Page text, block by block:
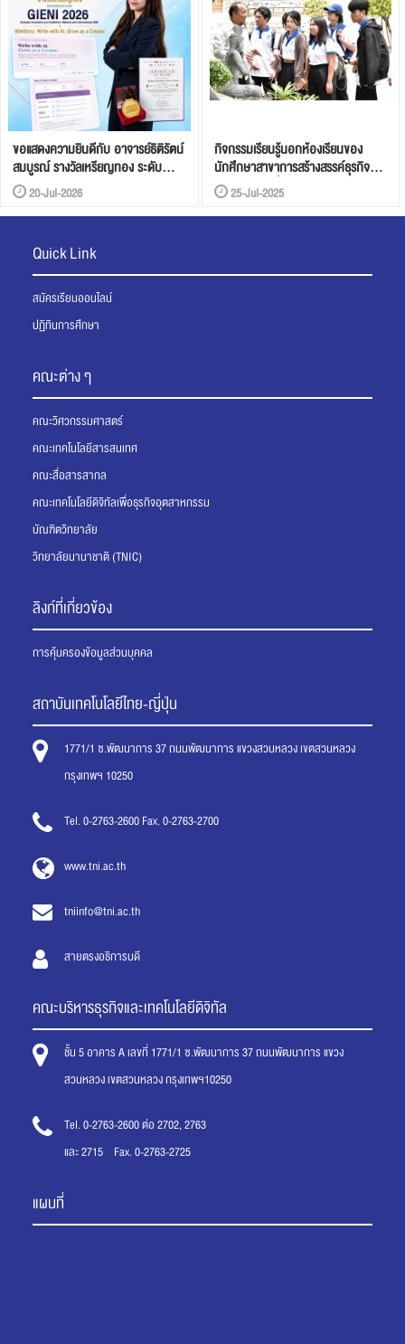
ขอแสดงความยินดีกับ อาจารย์ธิติรัตน์
สมบูรณ์ รางวัลเหรียญทอง ระดับ
นานาชาติ
20-Jul-2026
กิจกรรมเรียนรู้นอกห้องเรียนของ
นักศึกษาสาขาการสร้างสรรค์ธุรกิจ
บริการสไตล์ญี่ปุ่น
25-Jul-2025
Quick Link
สมัครเรียนออนไลน์
ปฏิทินการศึกษา
คณะต่าง ๆ
คณะวิศวกรรมศาสตร์
คณะเทคโนโลยีสารสนเทศ
คณะสื่อสารสากล
คณะเทคโนโลยีดิจิทัลเพื่อธุรกิจอุตสาหกรรม
บัณฑิตวิทยาลัย
วิทยาลัยนานาชาติ (TNIC)
ลิงก์ที่เกี่ยวข้อง
การคุ้มครองข้อมูลส่วนบุคคล
สถาบันเทคโนโลยีไทย-ญี่ปุ่น
1771/1 ซ.พัฒนาการ 37 ถนนพัฒนาการ แขวงสวนหลวง เขตสวนหลวง
กรุงเทพฯ 10250
Tel. 0-2763-2600 Fax. 0-2763-2700
www.tni.ac.th
tniinfo@tni.ac.th
สายตรงอธิการบดี
คณะบริหารธุรกิจและเทคโนโลยีดิจิทัล
ชั้น 5 อาคาร A เลขที่ 1771/1 ซ.พัฒนาการ 37 ถนนพัฒนาการ แขวง
สวนหลวง เขตสวนหลวง กรุงเทพฯ10250
Tel. 0-2763-2600 ต่อ 2702, 2763
และ 2715 Fax. 0-2763-2725
แผนที่